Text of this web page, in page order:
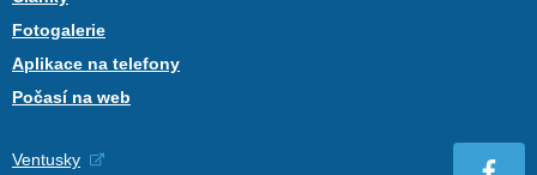
Fotogalerie
Aplikace na telefony
Počasí na web
Ventusky